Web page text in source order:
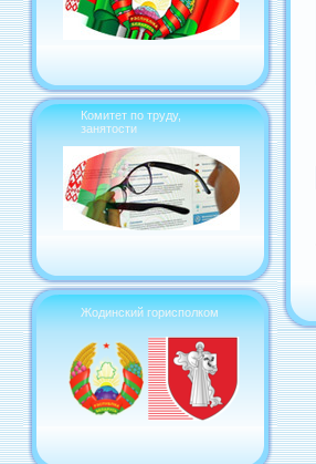
Комитет по труду,
занятости
Жодинский горисполком